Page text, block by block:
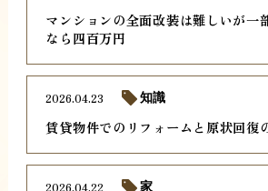
マンションの全面改装は難しいが一
なら四百万円
賃貸物件でのリフォームと原状回復
2026.04.23 知識
2026.04.22 家